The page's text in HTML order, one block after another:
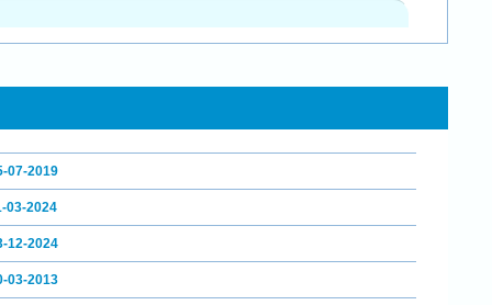
07-2019
03-2024
12-2024
03-2013